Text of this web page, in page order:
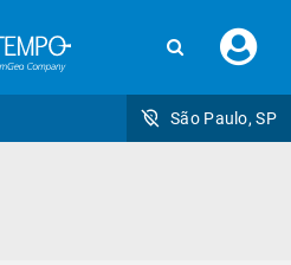
seu
São Paulo, SP